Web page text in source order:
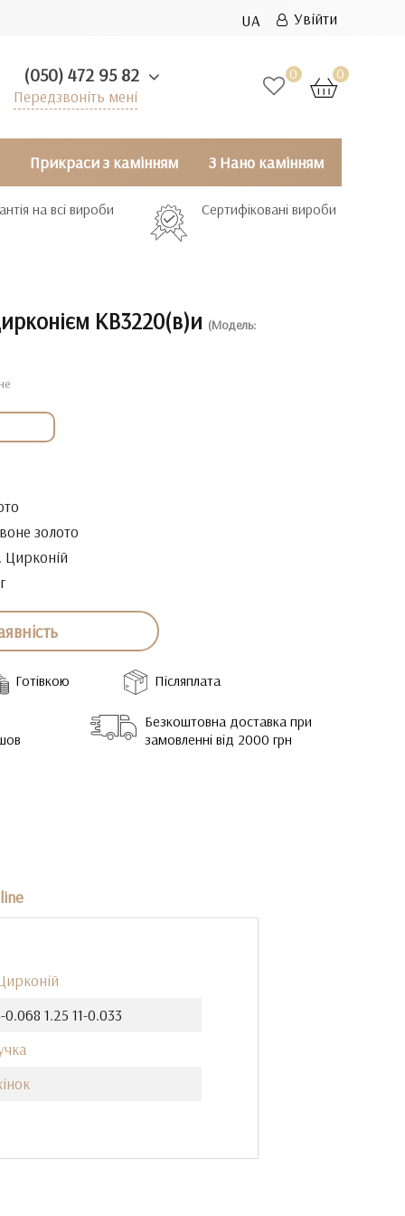
UA Увійти
0 0
(050) 472 95 82
Передзвоніть мені
Прикраси з камінням З Нано камінням
на всі вироби Сертифіковані вироби
КВ3220(в)и (Модель:
золото
Цирконій
Готівкою Післяплата
Безкоштовна доставка при
замовленні від 2000 грн
0.068 1.25 11-0.033